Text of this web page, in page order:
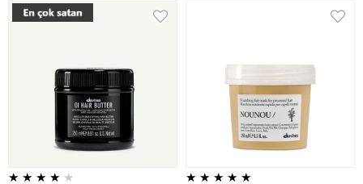
★ ★ ★ ★ ★ ★ ★ ★ ★ ★